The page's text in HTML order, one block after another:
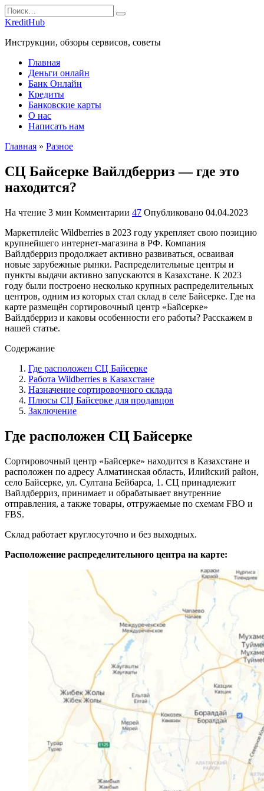
Перейти
к
Search
for:
KreditHub
Инструкции, обзоры сервисов, советы
Главная
Деньги онлайн
Банк Онлайн
Кредиты
Банковские карты
О нас
Написать нам
Главная » Разное
СЦ Байсерке Вайлдберриз — где это
находится?
На чтение 3 мин Комментарии 47 Опубликовано 04.04.2023
Маркетплейс Wildberries в 2023 году укрепляет свою позицию
крупнейшего интернет-магазина в РФ. Компания
Вайлдберриз продолжает активно развиваться, осваивая
новые зарубежные рынки. Распределительные центры и
пункты выдачи активно запускаются в Казахстане. К 2023
году были построено несколько крупных распределительных
центров, одним из которых стал склад в селе Байсерке. Где на
карте размещён сортировочный центр «Байсерке»
Вайлдберриз и каковы особенности его работы? Расскажем в
нашей статье.
Содержание
Где расположен СЦ Байсерке
Работа Wildberries в Казахстане
Назначение сортировочного склада
Плюсы СЦ Байсерке для продавцов
Заключение
Где расположен СЦ Байсерке
Сортировочный центр «Байсерке» находится в Казахстане и
расположен по адресу Алматинская область, Илийский район,
село Байсерке, ул. Султана Бейбарса, 1. СЦ принадлежит
Вайлдберриз, принимает и обрабатывает внутренние
отправления, а также товары, отгружаемые по схемам FBO и
FBS.
Склад работает круглосуточно и без выходных.
Расположение распределительного центра на карте: